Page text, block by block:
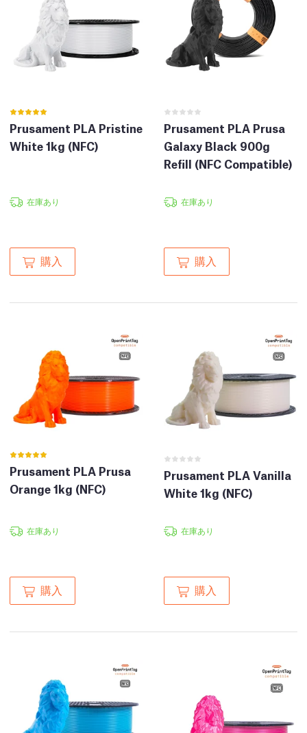
Prusament PLA Pristine
White 1kg (NFC)
在庫あり
購入
Prusament PLA Prusa
Galaxy Black 900g
Refill (NFC Compatible)
在庫あり
購入
Prusament PLA Prusa
Orange 1kg (NFC)
在庫あり
購入
Prusament PLA Vanilla
White 1kg (NFC)
在庫あり
購入